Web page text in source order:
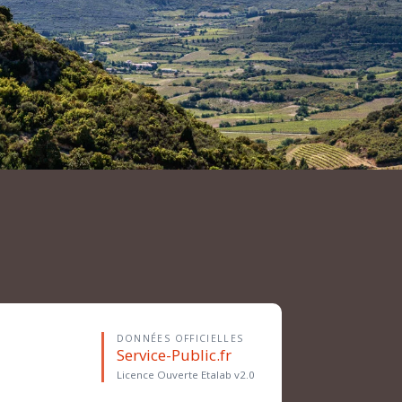
DONNÉES OFFICIELLES
Service-Public.fr
Licence Ouverte Etalab v2.0